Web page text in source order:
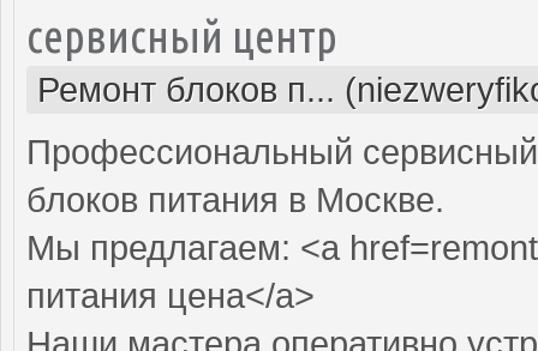
сервисный центр
Ремонт блоков п...
Профессиональный
блоков питания в Москве.
Мы предлагаем: <a
питания цена</a>
Наши мастера оперативно